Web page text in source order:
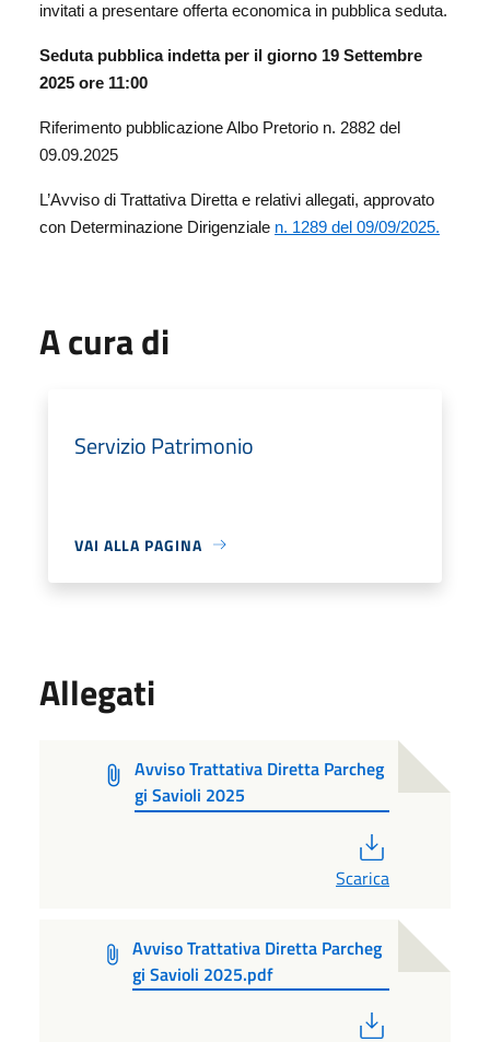
invitati a presentare offerta economica in pubblica seduta.
Seduta pubblica indetta per il giorno 19 Settembre
2025 ore 11:00
Riferimento pubblicazione Albo Pretorio n. 2882 del
09.09.2025
L’Avviso di Trattativa Diretta e relativi allegati, approvato
con Determinazione Dirigenziale n. 1289 del 09/09/2025.
A cura di
Servizio Patrimonio
VAI ALLA PAGINA
Allegati
Avviso Trattativa Diretta Parcheg
gi Savioli 2025
Scarica
Avviso Trattativa Diretta Parcheg
gi Savioli 2025.pdf